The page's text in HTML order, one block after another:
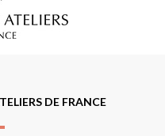
DE FRANCE